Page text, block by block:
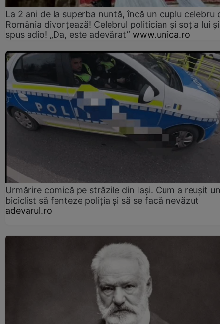
La 2 ani de la superba nuntă, încă un cuplu celebru
România divorțează! Celebrul politician și soția lui
spus adio! „Da, este adevărat” www.unica.ro
Urmărire comică pe străzile din Iași. Cum a reușit un
biciclist să fenteze poliția și să se facă nevăzut
adevarul.ro